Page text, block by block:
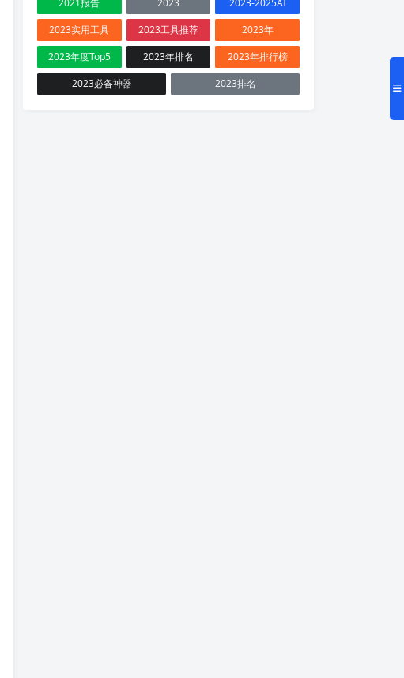
2023实用工具
2023工具推荐
2023年
2023年度Top5
2023年排名
2023年排行榜
2023必备神器
2023排名